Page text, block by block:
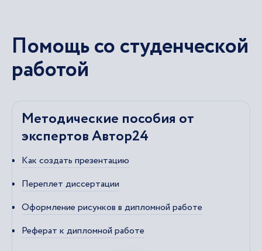
Помощь со студенческой
работой
Методические пособия от
экспертов Автор24
Как создать презентацию
Переплет диссертации
Оформление рисунков в дипломной работе
Реферат к дипломной работе